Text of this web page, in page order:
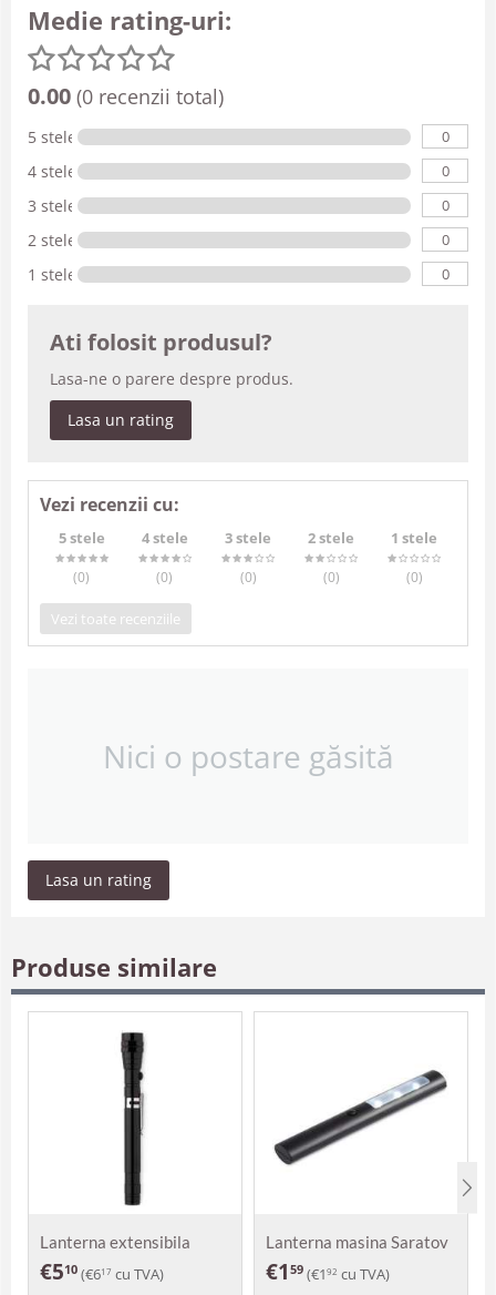
Medie rating-uri:
0.00 (0 recenzii total)
5 stele 0
4 stele 0
3 stele 0
2 stele 0
1 stele 0
Ati folosit produsul?
Lasa-ne o parere despre produs.
Lasa un rating
Vezi recenzii cu:
5 stele
(0)
4 stele
(0)
3 stele
(0)
2 stele
(0)
1 stele
(0)
Vezi toate recenziile
Nici o postare găsită
Lasa un rating
Produse similare
Lanterna extensibila
Como
€510 (€617 cu TVA)
Lanterna masina Saratov
€1 59 (€1 92 cu TVA)